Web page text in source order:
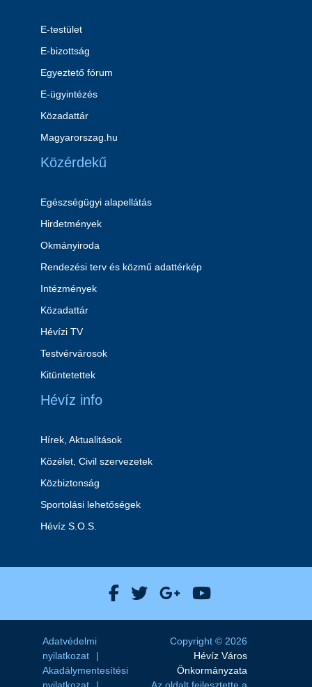
E-testület
E-bizottság
Egyeztető fórum
E-ügyintézés
Közadattár
Magyarorszag.hu
Közérdekű
Egészségügyi alapellátás
Hirdetmények
Okmányiroda
Rendezési terv és közmű adattérkép
Intézmények
Közadattár
Hévízi TV
Testvérvárosok
Kitüntetettek
Hévíz info
Hírek, Aktualitások
Közélet, Civil szervezetek
Közbiztonság
Sportolási lehetőségek
Hévíz S.O.S.
Hévíz Város Facebook
Hévíz Város X
Hévíz Város
Hévíz Város
Adatvédelmi
nyilatkozat
Akadálymentesítési
Copyright © 2026
Hévíz Város
Önkormányzata